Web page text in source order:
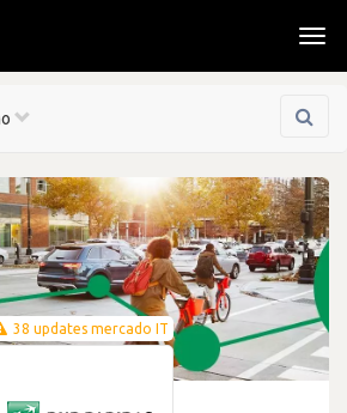
38 updates mercado IT